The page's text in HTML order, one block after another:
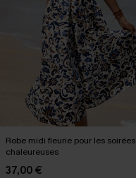
Robe midi fleurie pour les soirées
chaleureuses
37,00 €